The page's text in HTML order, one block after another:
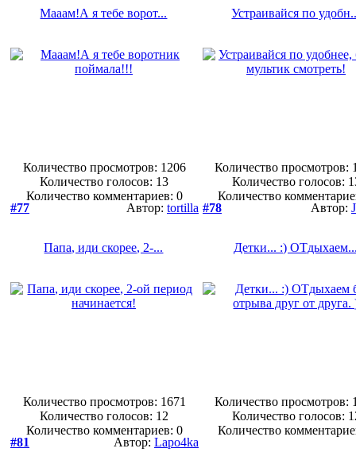
Мааам!А я тебе ворот...
Количество просмотров: 1206
Количество голосов: 13
Количество комментариев: 0
Устраивайся по
Количество просмотров:
Количество голосов:
Количество
#77
Автор: tortilla
Папа, иди скорее, 2-...
Количество просмотров: 1671
Количество голосов: 12
Количество комментариев: 0
#78 Автор:
Детки... :)
Количество просмотров:
Количество голосов:
Количество
#81
Автор: Lapo4ka